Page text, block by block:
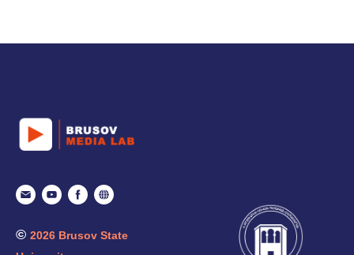
© 2026 Brusov State